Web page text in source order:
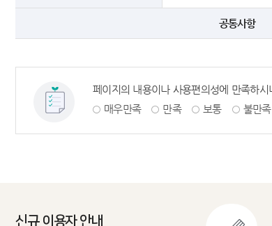
공통사항
페이지의 내용이나 사용편의성에 만족하시
매우만족
만족 보통 불만족
신규 이용자 안내